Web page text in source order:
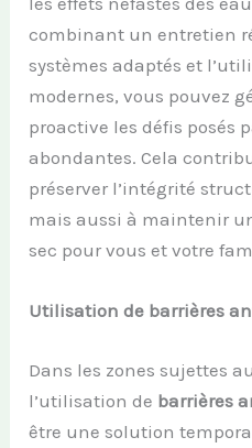
combinant un entretien
systèmes adaptés et
modernes, vous pouvez
proactive les défis posés
abondantes. Cela
préserver l’intégrité
mais aussi à maintenir
sec pour vous et votre
Utilisation de barrières
Dans les zones sujettes
l’utilisation de barrières
être une solution